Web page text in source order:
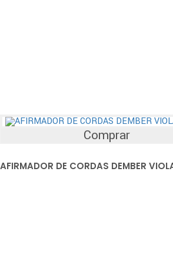
Comprar
AFIRMADOR DE CORDAS DEMBER